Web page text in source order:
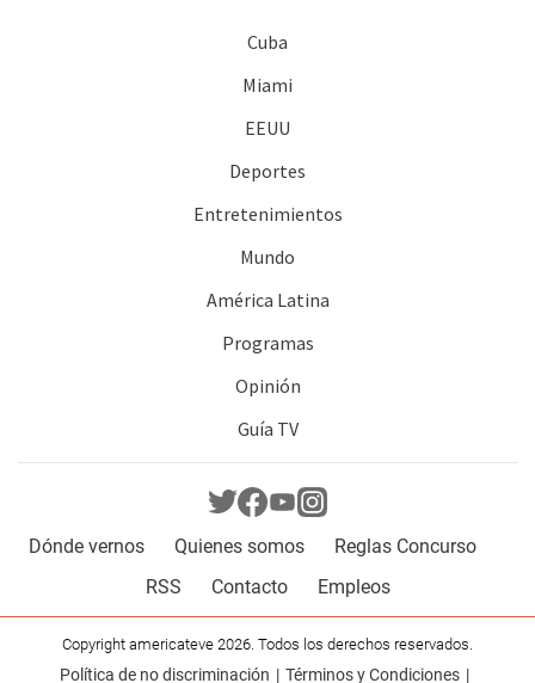
Cuba
Miami
EEUU
Deportes
Entretenimientos
Mundo
América Latina
Programas
Opinión
Guía TV
Dónde vernos Quienes somos
Reglas Concurso
RSS
Contacto Empleos
Copyright americateve 2026. Todos los derechos reservados.
Política de no discriminación Términos y Condiciones